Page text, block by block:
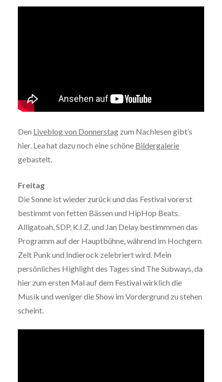
Den Liveblog von Donnerstagzum Nachlesen gibt’s
hier. Lea hat dazu noch eine schöne Bildergalerie
gebastelt.
Freitag
Die Sonne ist wieder zurück und das Festival vorerst
bestimmt von fetten Bässen und HipHop Beats.
Alligatoah, SDP, K.I.Z. und Jan Delay bestimmmen das
Programm auf der Hauptbühne, während im Hochgern
Zelt Punk und Indierock zelebriert wird. Mein
persönliches Highlight des Tages sind The Subways, da
hier zum ersten Mal auf dem Festival wirklich die
Musik und weniger die Show im Vordergrund zu stehen
scheint.